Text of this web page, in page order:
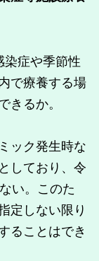
症や季節性
で療養する場
るか。
ック発生時な
しており、令
い。このた
定しない限り
ることはでき